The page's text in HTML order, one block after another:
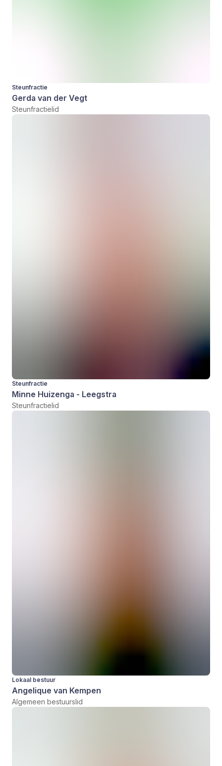
Steunfractie
Gerda van der Vegt
Steunfractielid
Steunfractie
Minne Huizenga - Leegstra
Steunfractielid
Lokaal bestuur
Angelique van Kempen
Algemeen bestuurslid